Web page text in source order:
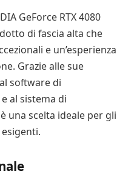
GeForce RTX 4080
di fascia alta che
e un’esperienza
Grazie alle sue
software di
al sistema di
una scelta ideale per gli